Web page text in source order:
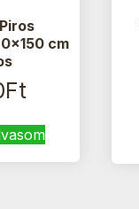
cm
Ft